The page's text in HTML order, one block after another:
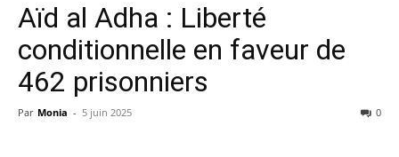
Aïd al Adha : Liberté
conditionnelle en faveur de
462 prisonniers
Par Monia - 5 juin 2025 0